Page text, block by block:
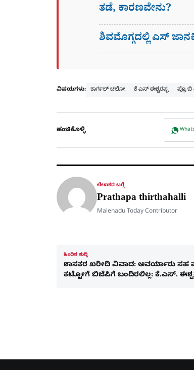
ತಡೆ, ಕಾರಣವೇನು?
ಶಿವಮೊಗ್ಗದಲ್ಲಿ ಎಸ್​
ವಿಷಯಗಳು: ಕಾರ್ಗಲ್ ಚಲೋ ಕೆ ಎಸ್ ಈಶ್ವರಪ್ಪ ಪ್ರೊ
ಹಂಚಿಕೊಳ್ಳಿ
ಲೇಖಕರ ಬಗ್ಗೆ
Prathapa thirthahalli
Malenadu Today Contributor
ಹಿಂದಿನ ಸುದ್ದಿ
ಶಾಸಕರ ಖರೀದಿ ವಿವಾದ: ಅವರ್ಯಾರು ಸಹ
ಕಟ್ಟೋಗೆ ಬಿಜೆಪಿಗೆ ಬಂದಿರಲಿಲ್ಲ: ಕೆ.ಎಸ್.